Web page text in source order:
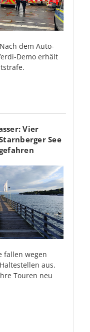
dem Auto-
Demo erhält
Vier
See
fallen wegen
aus.
Touren neu